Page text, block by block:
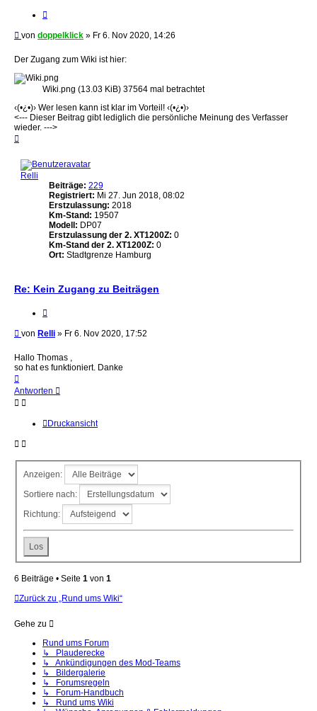
Beitrag
von doppelklick » Fr 6. Nov 2020, 14:26
Der Zugang zum Wiki ist hier:
Wiki.png (13.03 KiB) 37564 mal betrachtet
‹(•¿•)› Wer lesen kann ist klar im Vorteil! ‹(•¿•)›
<--- Dieser Beitrag gibt lediglich die persönliche Meinung des Verfasser
wieder. --->
oben
Relli
Beiträge: 229
Registriert: Mi 27. Jun 2018, 08:02
Erstzulassung: 2018
Km-Stand: 19507
Modell: DP07
Erstzulassung der 2. XT1200Z: 0
Km-Stand der 2. XT1200Z: 0
Ort: Stadtgrenze Hamburg
Re: Kein Zugang zu Beiträgen
Beitrag
von Relli » Fr 6. Nov 2020, 17:52
Hallo Thomas ,
so hat es funktioniert. Danke
oben
Antworten
Druckansicht
Anzeigen:
Sortiere nach:
Richtung:
6 Beiträge • Seite 1 von 1
Zurück zu „Rund ums Wiki“
Gehe zu
Rund ums Forum
↳ Plauderecke
↳ Ankündigungen des Mod-Teams
↳ Bildergalerie
↳ Forumsregeln
↳ Forum-Handbuch
↳ Rund ums Wiki